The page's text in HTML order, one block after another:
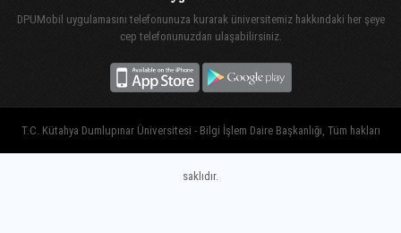
DPUMobil uygulamasını telefonunuza kurarak üniversitemiz hakkındaki her şeye
cep telefonunuzdan ulaşabilirsiniz.
T.C. Kütahya Dumlupınar Üniversitesi - Bilgi İşlem Daire Başkanlığı, Tüm hakları
saklıdır.